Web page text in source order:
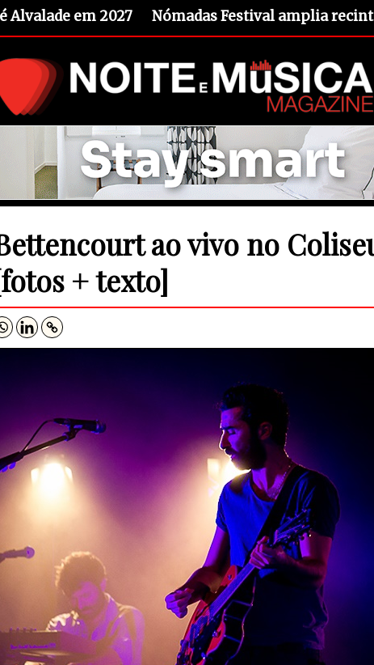
Alvalade em 2027 Nómadas Festival amplia
ao vivo no
+ texto]